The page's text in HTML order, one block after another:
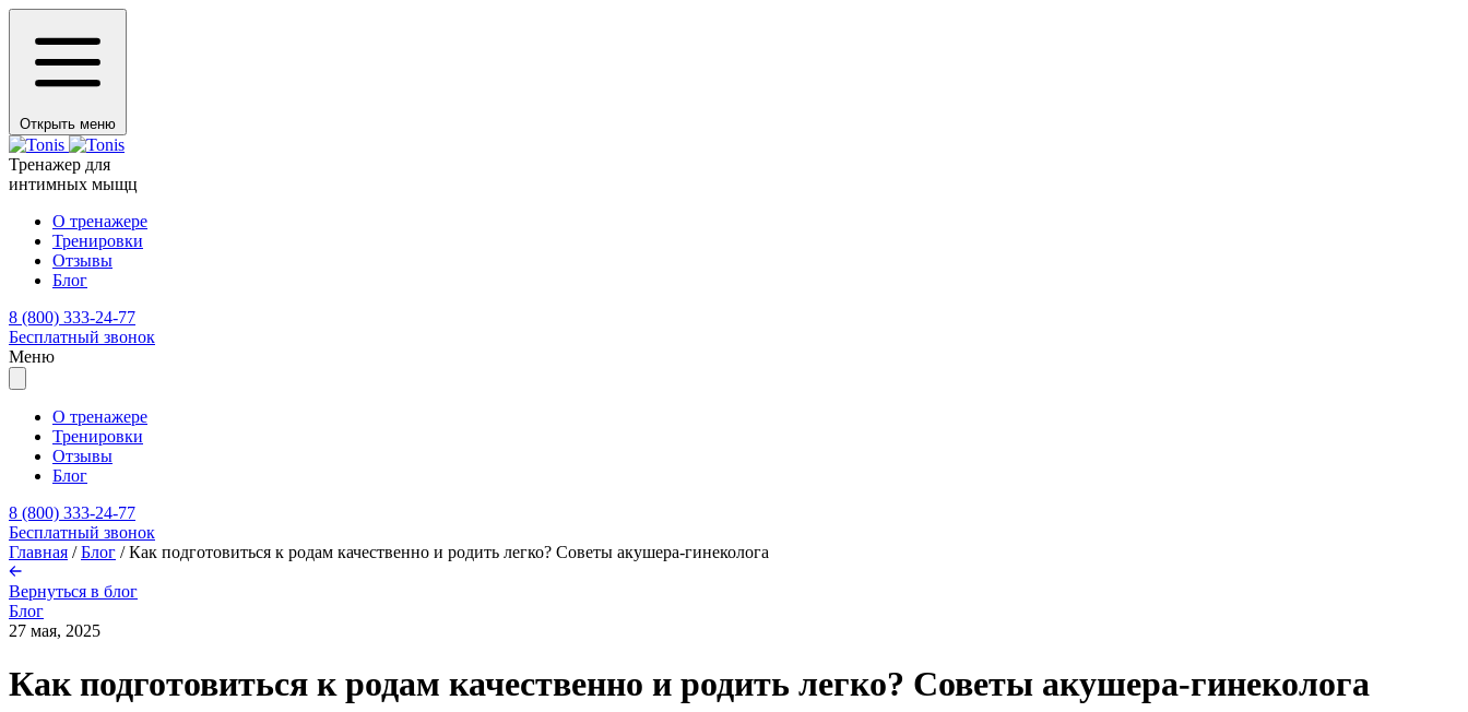
Открыть меню
Тренажер для
интимных мыщц
О тренажере
Тренировки
Отзывы
Блог
8 (800) 333-24-77
Бесплатный звонок
Меню
О тренажере
Тренировки
Отзывы
Блог
8 (800) 333-24-77
Бесплатный звонок
Главная /Блог /Как подготовиться к родам качественно и родить легко? Советы акушера-гинеколога
Вернуться в блог
Блог
27 мая, 2025
Как подготовиться к родам качественно и родить легко? Советы акушера-гинеколога